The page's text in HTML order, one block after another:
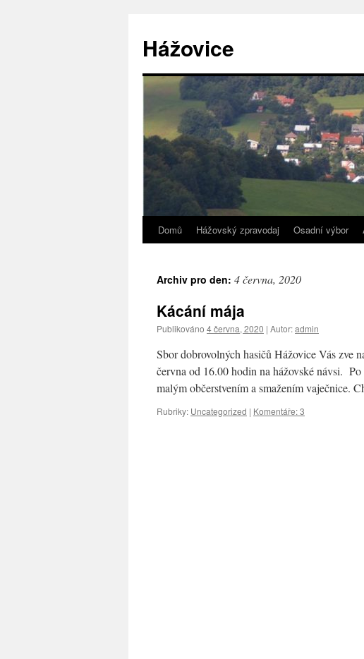
obsahu
webu
Hážovice
Domů Hážovský zpravodaj Osadní výbor
Archiv pro den: 4 června, 2020
Kácání mája
Publikováno 4 června, 2020 | Autor:admin
Sbor dobrovolných hasičů Hážovice Vás
června od 16.00 hodin na hážovské návsi. Po
malým občerstvením a smažením vaječnice.
Rubriky: Uncategorized | Komentáře: 3